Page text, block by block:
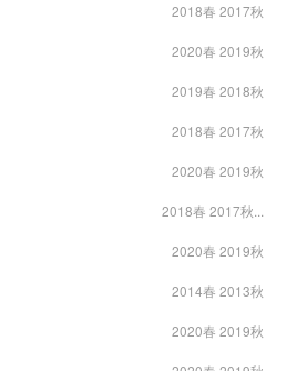
2018春 2017秋
2020春 2019秋
2019春 2018秋
2018春 2017秋
2020春 2019秋
2018春 2017秋...
2020春 2019秋
2014春 2013秋
2020春 2019秋